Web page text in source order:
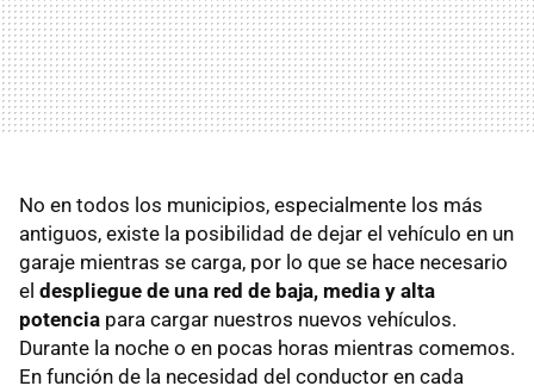
No en todos los municipios, especialmente los más
antiguos, existe la posibilidad de dejar el vehículo en un
garaje mientras se carga, por lo que se hace necesario
el despliegue de una red de baja, media y alta
potencia para cargar nuestros nuevos vehículos.
Durante la noche o en pocas horas mientras comemos.
En función de la necesidad del conductor en cada